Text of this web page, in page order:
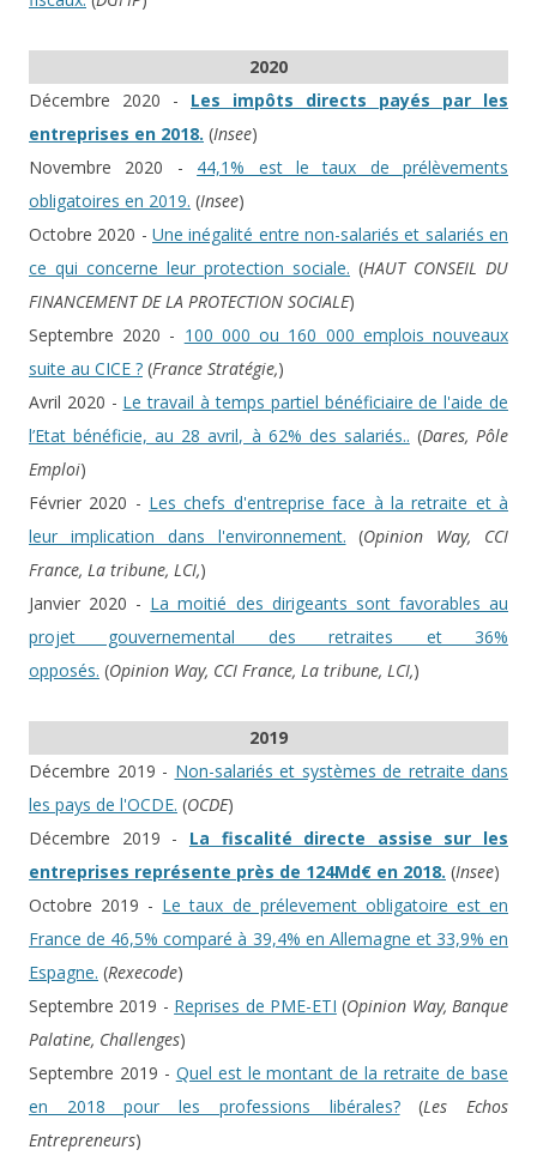
2020
Décembre 2020 - Les impôts directs payés par les
entreprises en 2018. (Insee)
Novembre 2020 - 44,1% est le taux de prélèvements
obligatoires en 2019. (Insee)
Octobre 2020 - Une inégalité entre non-salariés et salariés en
ce qui concerne leur protection sociale. (HAUT CONSEIL DU
FINANCEMENT DE LA PROTECTION SOCIALE)
Septembre 2020 - 100 000 ou 160 000 emplois nouveaux
suite au CICE ? (France Stratégie,)
Avril 2020 - Le travail à temps partiel bénéficiaire de l'aide de
l’Etat bénéficie, au 28 avril, à 62% des salariés.. (Dares, Pôle
Emploi)
Février 2020 - Les chefs d'entreprise face à la retraite et à
leur implication dans l'environnement. (Opinion Way, CCI
France, La tribune, LCI,)
Janvier 2020 - La moitié des dirigeants sont favorables au
projet gouvernemental des retraites et 36%
opposés. (Opinion Way, CCI France, La tribune, LCI,)
2019
Décembre 2019 - Non-salariés et systèmes de retraite dans
les pays de l'OCDE. (OCDE)
Décembre 2019 - La fiscalité directe assise sur les
entreprises représente près de 124Md€ en 2018. (Insee)
Octobre 2019 - Le taux de prélevement obligatoire est en
France de 46,5% comparé à 39,4% en Allemagne et 33,9% en
Espagne. (Rexecode)
Septembre 2019 - Reprises de PME-ETI (Opinion Way, Banque
Palatine, Challenges)
Septembre 2019 - Quel est le montant de la retraite de base
en 2018 pour les professions libérales?(Les Echos
Entrepreneurs)